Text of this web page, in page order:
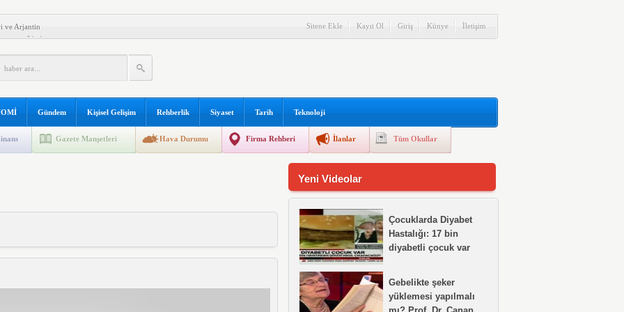
ve Arjantin
ŞEYLER!
OLMANIN KOŞULLARI
ONLARLA BAŞEDEBİLME
GÜÇLÜKLER
İLE İLGİLİ KAYNAK KİTAP LİSTESİ
Sitene Ekle Kayıt Ol Giriş Künye İletişim
Gündem Kişisel Gelişim Rehberlik Siyaset Tarih Teknoloji
Gazete Manşetleri Hava Durumu Firma Rehberi İlanlar Tüm Okullar
Yeni Videolar
Çocuklarda Diyabet
Hastalığı: 17 bin
diyabetli çocuk var
Gebelikte şeker
yüklemesi yapılmalı